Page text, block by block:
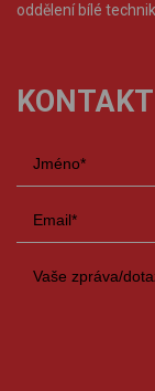
oddělení bílé